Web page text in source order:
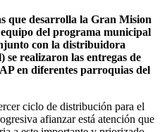
que desarrolla la Gran Mision
del programa municipal
con la distribuidora
se realizaron las entregas de
en diferentes parroquias del
ciclo de distribución para el
afianzar está atención que